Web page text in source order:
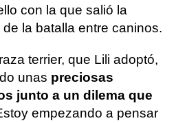
con la que salió la
la batalla entre caninos.
terrier, que Lili adoptó,
unas preciosas
junto a un dilema que
empezando a pensar